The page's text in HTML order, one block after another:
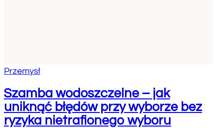
Przemysł
Szamba wodoszczelne – jak
uniknąć błędów przy wyborze bez
ryzyka nietrafionego wyboru